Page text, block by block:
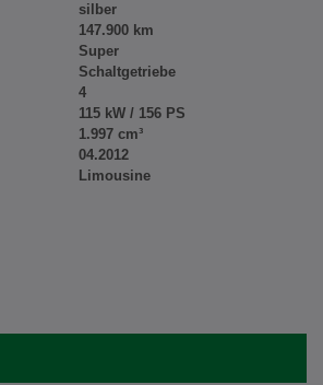
silber
147.900 km
Super
Schaltgetriebe
4
115 kW / 156 PS
1.997 cm³
04.2012
Limousine